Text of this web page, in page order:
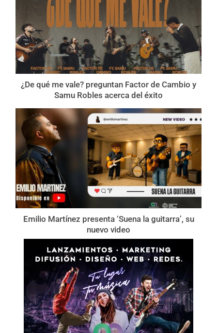
¿De qué me vale? preguntan Factor de Cambio y
Samu Robles acerca del éxito
Emilio Martínez presenta ‘Suena la guitarra’, su
nuevo video